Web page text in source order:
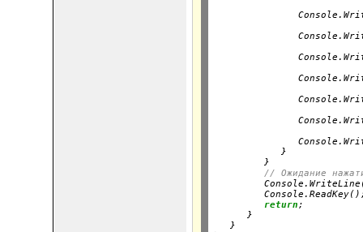
            }
         }
// Ожидание
return;
      }
   }